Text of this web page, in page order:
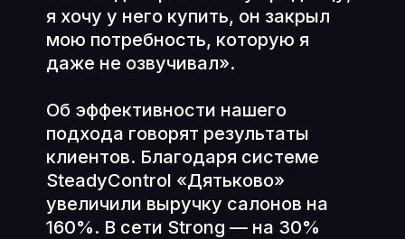
я хочу у него купить, он закрыл
мою потребность, которую я
даже не озвучивал».
Об эффективности нашего
подхода говорят результаты
клиентов. Благодаря системе
SteadyControl «Дятьково»
увеличили выручку салонов на
160%. В сети Strong — на 30%